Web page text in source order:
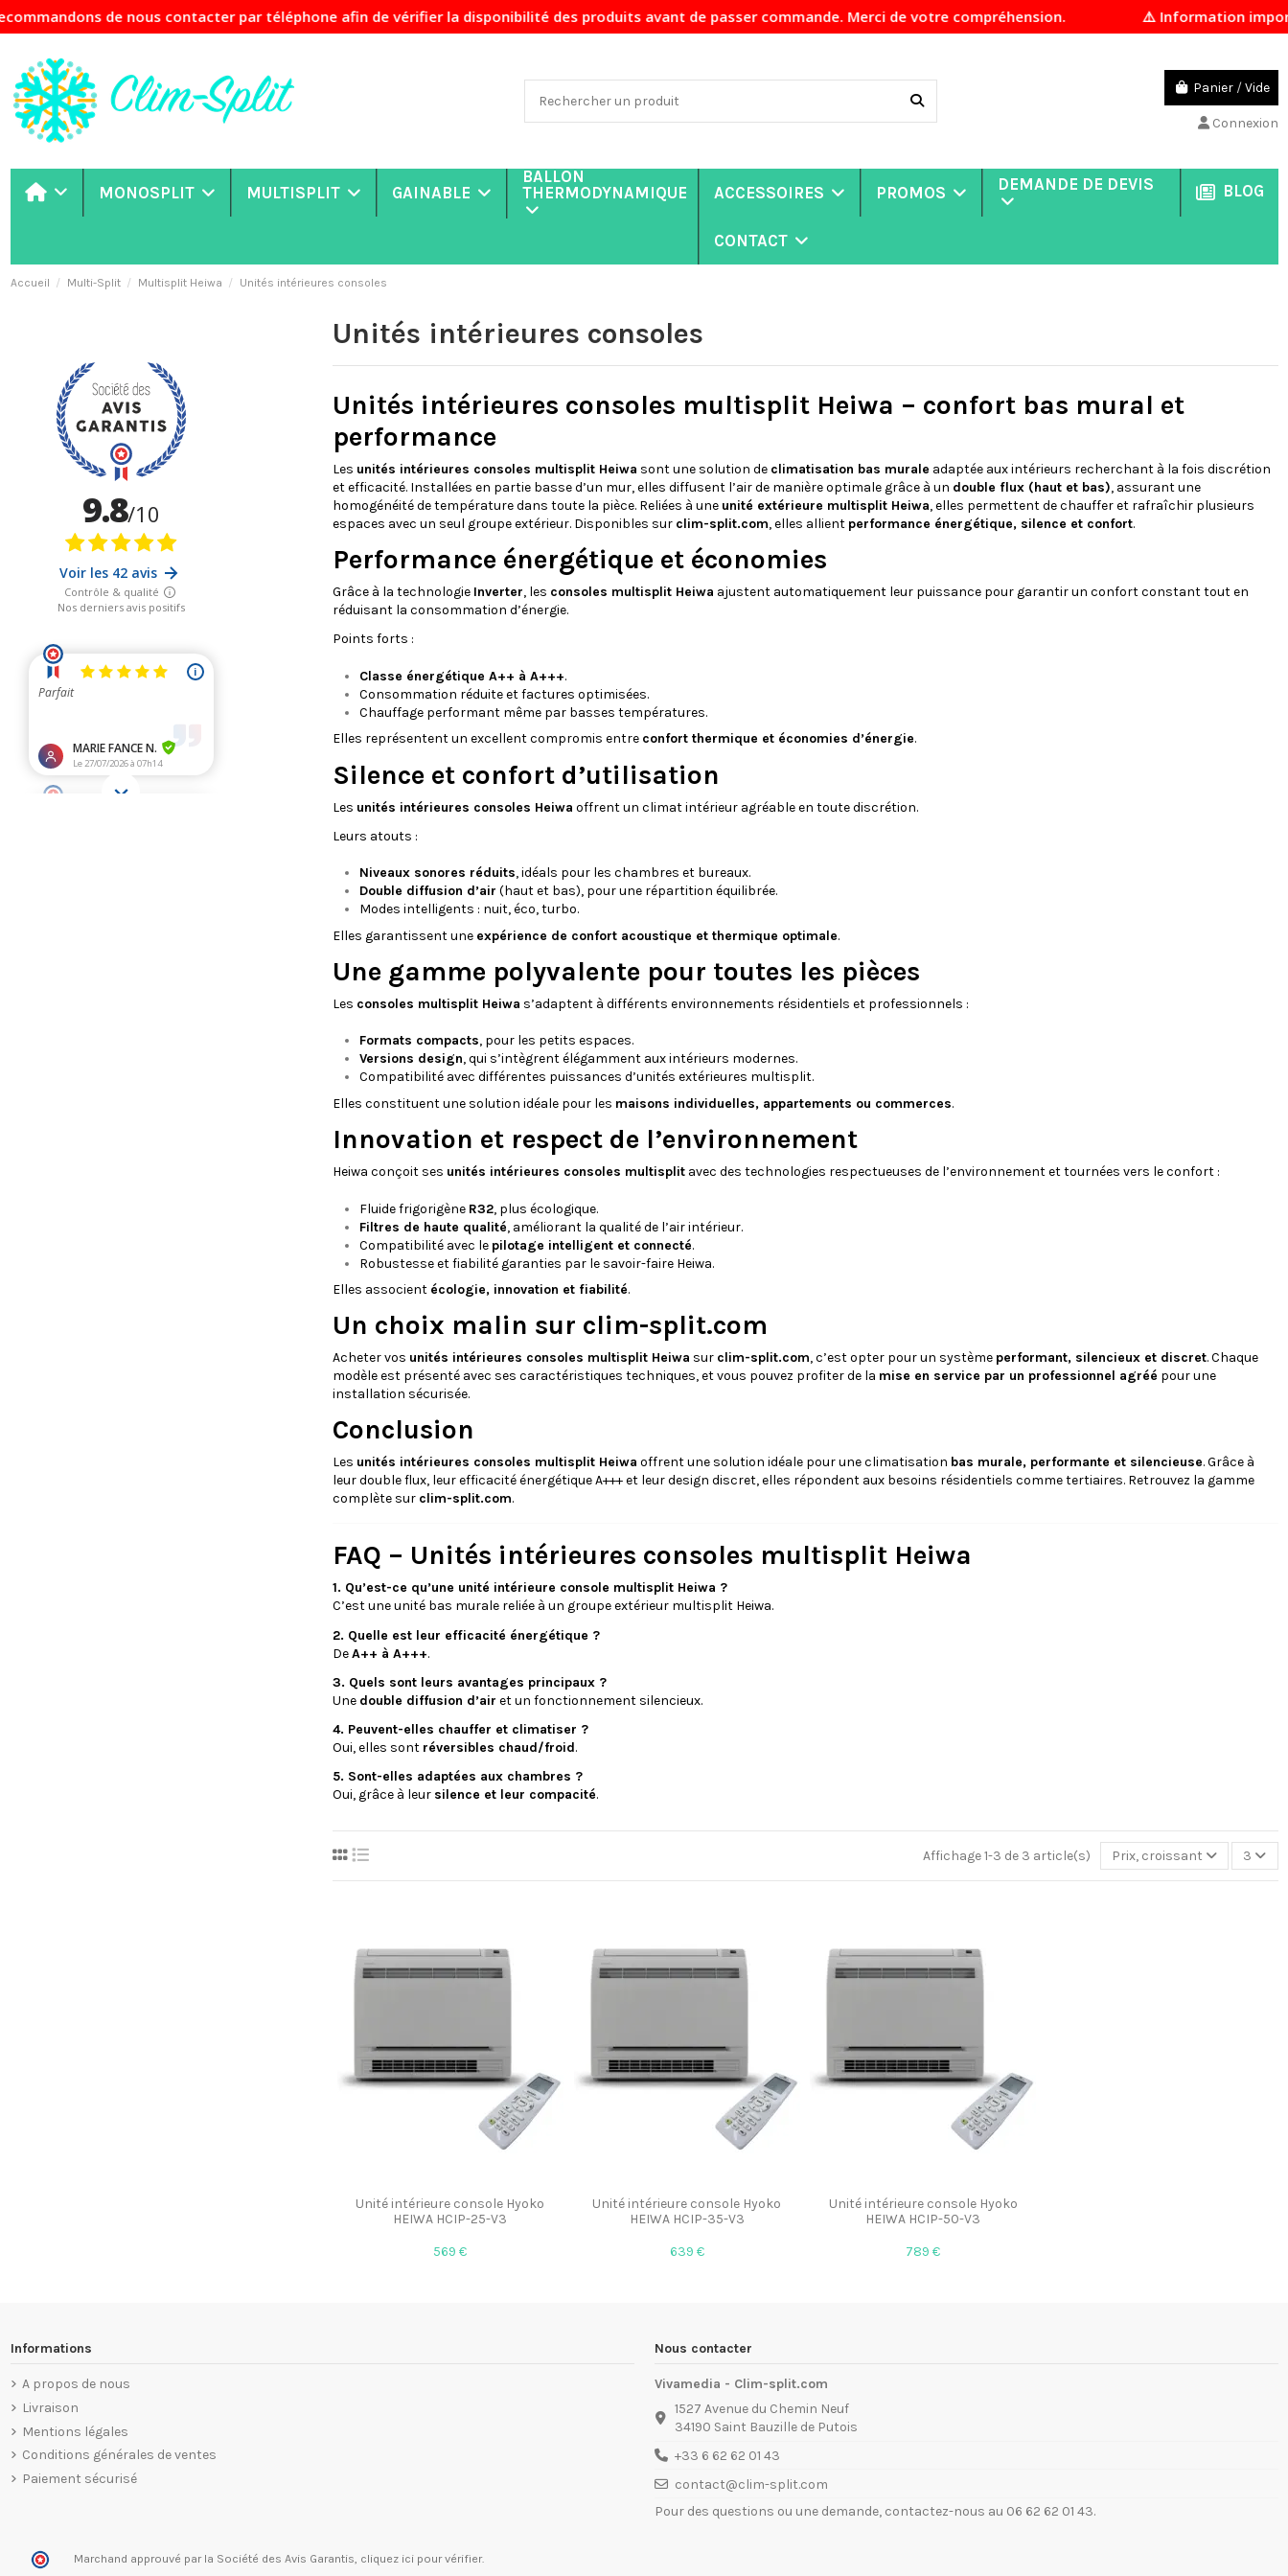
de nous contacter par téléphone afin de vérifier la disponibilité des produits avant de passer commande. Merci de votre compréhension. ⚠️ Information importante
Panier /Vide
Connexion
MONOSPLIT MULTISPLIT GAINABLE
BALLON
THERMODYNAMIQUE
ACCESSOIRES PROMOS DEMANDE DE DEVIS BLOG
CONTACT
Accueil Multi-Split Multisplit Heiwa Unités intérieures consoles
Unités intérieures consoles
Unités intérieures consoles multisplit Heiwa – confort bas mural et
performance
Les unités intérieures consoles multisplit Heiwa sont une solution de climatisation bas murale adaptée aux intérieurs recherchant à la fois discrétion
et efficacité. Installées en partie basse d’un mur, elles diffusent l’air de manière optimale grâce à un double flux (haut et bas), assurant une
homogénéité de température dans toute la pièce. Reliées à une unité extérieure multisplit Heiwa, elles permettent de chauffer et rafraîchir plusieurs
espaces avec un seul groupe extérieur. Disponibles sur clim-split.com, elles allient performance énergétique, silence et confort.
Performance énergétique et économies
Grâce à la technologie Inverter, les consoles multisplit Heiwa ajustent automatiquement leur puissance pour garantir un confort constant tout en
réduisant la consommation d’énergie.
Points forts :
Classe énergétique A++ à A+++.
Consommation réduite et factures optimisées.
Chauffage performant même par basses températures.
Elles représentent un excellent compromis entre confort thermique et économies d’énergie.
Silence et confort d’utilisation
Les unités intérieures consoles Heiwa offrent un climat intérieur agréable en toute discrétion.
Leurs atouts :
Niveaux sonores réduits, idéals pour les chambres et bureaux.
Double diffusion d’air (haut et bas), pour une répartition équilibrée.
Modes intelligents : nuit, éco, turbo.
Elles garantissent une expérience de confort acoustique et thermique optimale.
Une gamme polyvalente pour toutes les pièces
Les consoles multisplit Heiwa s’adaptent à différents environnements résidentiels et professionnels :
Formats compacts, pour les petits espaces.
Versions design, qui s’intègrent élégamment aux intérieurs modernes.
Compatibilité avec différentes puissances d’unités extérieures multisplit.
Elles constituent une solution idéale pour les maisons individuelles, appartements ou commerces.
Innovation et respect de l’environnement
Heiwa conçoit ses unités intérieures consoles multisplitavec des technologies respectueuses de l’environnement et tournées vers le confort :
Fluide frigorigène R32, plus écologique.
Filtres de haute qualité, améliorant la qualité de l’air intérieur.
Compatibilité avec le pilotage intelligent et connecté.
Robustesse et fiabilité garanties par le savoir-faire Heiwa.
Elles associent écologie, innovation et fiabilité.
Un choix malin sur clim-split.com
Acheter vos unités intérieures consoles multisplit Heiwa sur clim-split.com, c’est opter pour un système performant, silencieux et discret. Chaque
modèle est présenté avec ses caractéristiques techniques, et vous pouvez profiter de la mise en service par un professionnel agréé pour une
installation sécurisée.
Conclusion
Les unités intérieures consoles multisplit Heiwa offrent une solution idéale pour une climatisation bas murale, performante et silencieuse. Grâce à
leur double flux, leur efficacité énergétique A+++ et leur design discret, elles répondent aux besoins résidentiels comme tertiaires. Retrouvez la gamme
complète sur clim-split.com.
FAQ – Unités intérieures consoles multisplit Heiwa
1. Qu’est-ce qu’une unité intérieure console multisplit Heiwa ?
C’est une unité bas murale reliée à un groupe extérieur multisplit Heiwa.
2. Quelle est leur efficacité énergétique ?
DeA++ à A+++.
3. Quels sont leurs avantages principaux ?
Une double diffusion d’air et un fonctionnement silencieux.
4. Peuvent-elles chauffer et climatiser ?
Oui, elles sont réversibles chaud/froid.
5. Sont-elles adaptées aux chambres ?
Oui, grâce à leur silence et leur compacité.
Affichage 1-3 de 3 article(s) Prix, croissant 3
Unité intérieure console Hyoko
HEIWA HCIP-25-V3
569 €
Unité intérieure console Hyoko
HEIWA HCIP-35-V3
639 €
Unité intérieure console Hyoko
HEIWA HCIP-50-V3
789 €
Informations
A propos de nous
Livraison
Mentions légales
Conditions générales de ventes
Paiement sécurisé
Nous contacter
Vivamedia - Clim-split.com
1527 Avenue du Chemin Neuf
34190 Saint Bauzille de Putois
+33 6 62 62 01 43
contact@clim-split.com
Pour des questions ou une demande, contactez-nous au 06 62 62 01 43.
Marchand approuvé par la Société des Avis Garantis, cliquez ici pour vérifier.